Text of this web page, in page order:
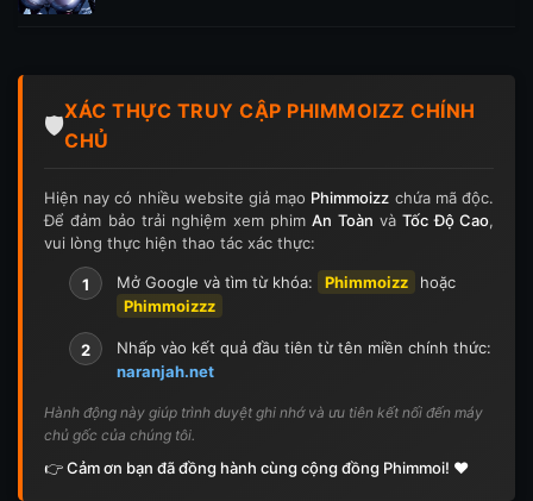
🛡️
XÁC THỰC TRUY CẬP PHIMMOIZZ CHÍNH
CHỦ
Hiện nay có nhiều website giả mạo Phimmoizz chứa mã độc.
Để đảm bảo trải nghiệm xem phimAn Toàn vàTốc Độ Cao,
vui lòng thực hiện thao tác xác thực:
1 Mở Google và tìm từ khóa: Phimmoizz
hoặc
Phimmoizzz
2
Nhấp vào kết quả đầu tiên từ tên miền chính thức:
naranjah.net
Hành động này giúp trình duyệt ghi nhớ và ưu tiên kết nối đến máy
chủ gốc của chúng tôi.
👉 Cảm ơn bạn đã đồng hành cùng cộng đồng Phimmoi! ❤️